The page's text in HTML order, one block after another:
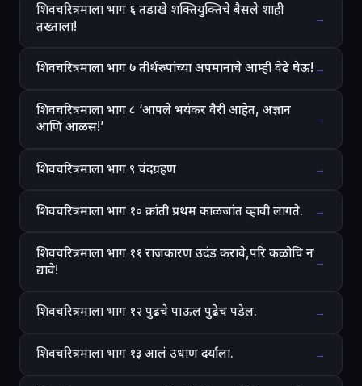
शिवचरित्रमाला भाग ६ तडाखे शक्तियुक्तिचे बैसले शाही
तख्ताला!
→
शिवचरित्रमाला भाग ७ तीर्थरुपांच्या अपमानाचे आम्ही वेढे घेऊ! →
शिवचरित्रमाला भाग ८ ‘आपले भयंकर वैरी आहेत, अज्ञान
आणि आळस!’
→
शिवचरित्रमाला भाग ९ चंदग्रहण →
शिवचरित्रमाला भाग १० क्रांती प्रथम काळजांत व्हावी लागते. →
शिवचरित्रमाला भाग ११ राजकारण उदंड करावे,परि कळोचि न
द्यावे!
→
शिवचरित्रमाला भाग १२ पुढचे पाऊल पुढेच पडेल. →
शिवचरित्रमाला भाग १३ आलं उधाण दर्याला. →